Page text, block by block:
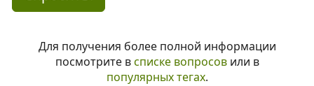
Для получения более полной информации
посмотрите всписке вопросовили в
популярных тегах.